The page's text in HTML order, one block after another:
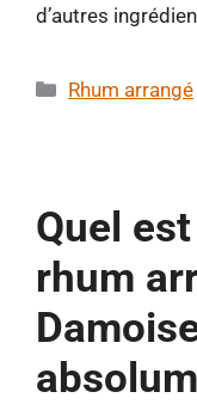
d’autres
Catégories
Rhum arrangé
Quel
rhum